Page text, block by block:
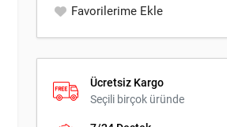
Favorilerime Ekle
Ücretsiz Kargo
Seçili birçok üründe